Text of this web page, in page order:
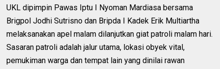
UKL dipimpin Pawas Iptu I Nyoman Mardiasa bersama
Brigpol Jodhi Sutrisno dan Bripda I Kadek Erik Multiartha
melaksanakan apel malam dilanjutkan giat patroli malam hari.
Sasaran patroli adalah jalur utama, lokasi obyek vital,
pemukiman warga dan tempat lain yang dinilai rawan